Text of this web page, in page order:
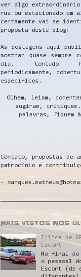
ver algo extraordinário
rua ou estacionado em
certamente vai se
proposta deste blog!
As postagens aqui
mostrar quase sempre
dia. Contudo
periodicamente,
específicos.
Olhem, leiam,
sugiram, critiquem.
palavras, fiquem
Contato, propostas de
patrocínio e
-
MAIS VISTOS NOS
Trinca de
Escort
No final do
o pessoal
Escort (de